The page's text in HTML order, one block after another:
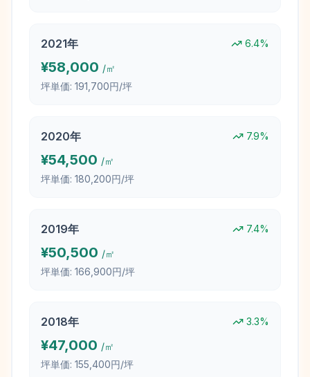
2021年 6.4%
¥58,000 /㎡
坪単価: 191,700円/坪
2020年 7.9%
¥54,500 /㎡
坪単価: 180,200円/坪
2019年 7.4%
¥50,500 /㎡
坪単価: 166,900円/坪
2018年 3.3%
¥47,000 /㎡
坪単価: 155,400円/坪